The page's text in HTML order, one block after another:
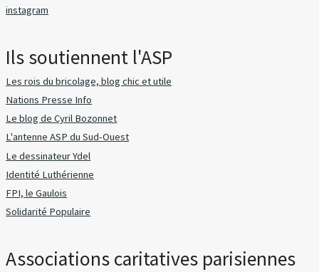
instagram
Ils soutiennent l'ASP
Les rois du bricolage, blog chic et utile
Nations Presse Info
Le blog de Cyril Bozonnet
L'antenne ASP du Sud-Ouest
Le dessinateur Ydel
Identité Luthérienne
FPI, le Gaulois
Solidarité Populaire
Associations caritatives parisiennes